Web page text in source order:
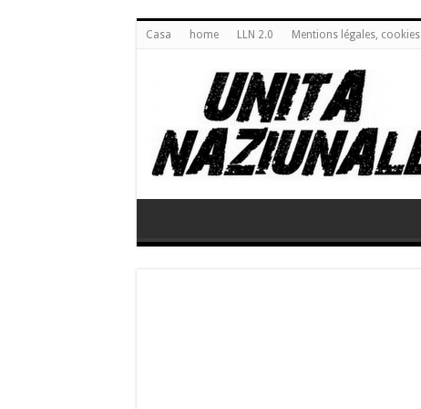
Casa home LLN 2.0 Mentions légales, cookies